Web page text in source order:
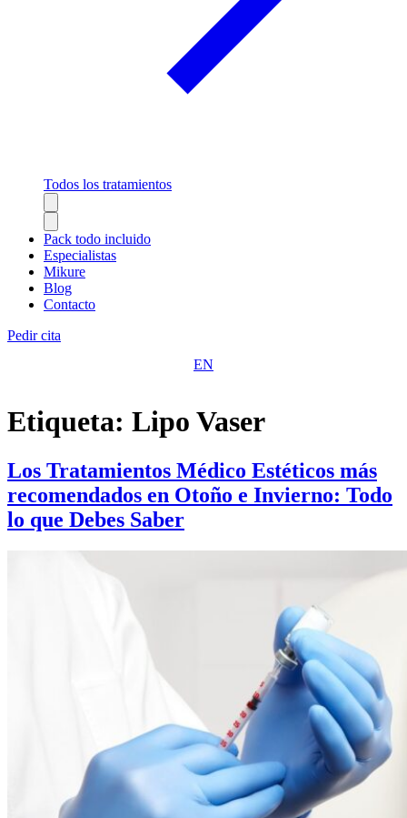
Todos los tratamientos
Pack todo incluido
Especialistas
Mikure
Blog
Contacto
Pedir cita
EN
Etiqueta: Lipo Vaser
Los Tratamientos Médico Estéticos más
recomendados en Otoño e Invierno: Todo
lo que Debes Saber